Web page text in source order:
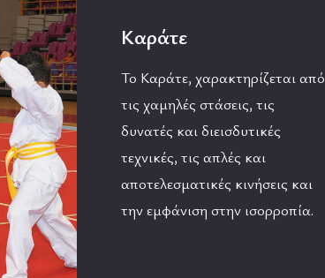
Καράτε
Το Καράτε, χαρακτηρίζεται από
τις χαμηλές στάσεις, τις
δυνατές και διεισδυτικές
τεχνικές, τις απλές και
αποτελεσματικές κινήσεις και
την εμφάνιση στην ισορροπία.